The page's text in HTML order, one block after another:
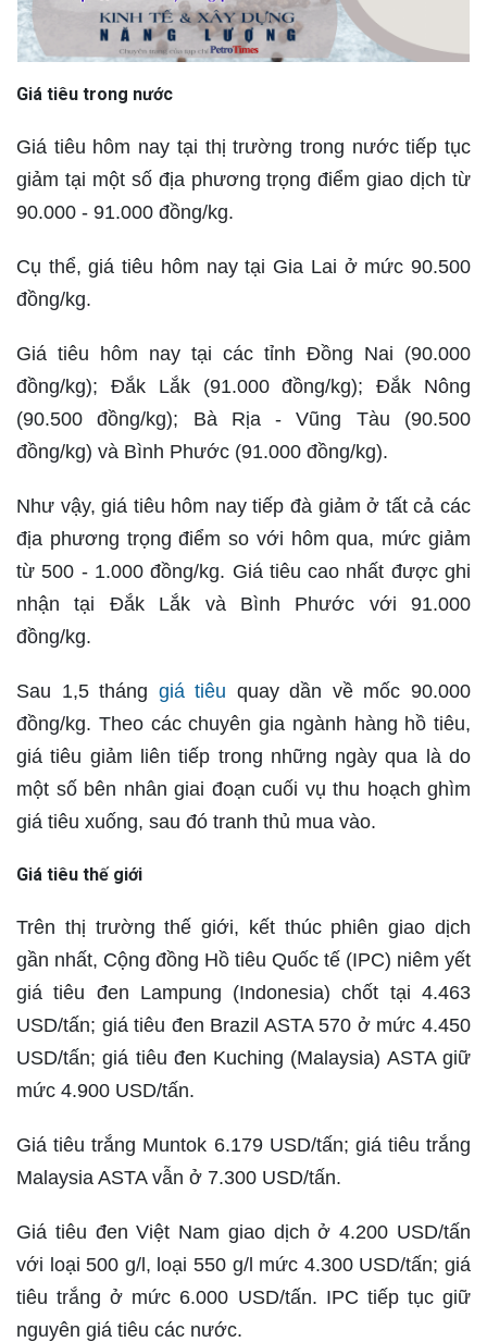
Giá tiêu trong nước
Giá tiêu hôm nay tại thị trường trong nước tiếp tục
giảm tại một số địa phương trọng điểm giao dịch từ
90.000 - 91.000 đồng/kg.
Cụ thể, giá tiêu hôm nay tại Gia Lai ở mức 90.500
đồng/kg.
Giá tiêu hôm nay tại các tỉnh Đồng Nai (90.000
đồng/kg); Đắk Lắk (91.000 đồng/kg); Đắk Nông
(90.500 đồng/kg); Bà Rịa - Vũng Tàu (90.500
đồng/kg) và Bình Phước (91.000 đồng/kg).
Như vậy, giá tiêu hôm nay tiếp đà giảm ở tất cả các
địa phương trọng điểm so với hôm qua, mức giảm
từ 500 - 1.000 đồng/kg. Giá tiêu cao nhất được ghi
nhận tại Đắk Lắk và Bình Phước với 91.000
đồng/kg.
Sau 1,5 tháng giá tiêu quay dần về mốc 90.000
đồng/kg. Theo các chuyên gia ngành hàng hồ tiêu,
giá tiêu giảm liên tiếp trong những ngày qua là do
một số bên nhân giai đoạn cuối vụ thu hoạch ghìm
giá tiêu xuống, sau đó tranh thủ mua vào.
Giá tiêu thế giới
Trên thị trường thế giới, kết thúc phiên giao dịch
gần nhất, Cộng đồng Hồ tiêu Quốc tế (IPC) niêm yết
giá tiêu đen Lampung (Indonesia) chốt tại 4.463
USD/tấn; giá tiêu đen Brazil ASTA 570 ở mức 4.450
USD/tấn; giá tiêu đen Kuching (Malaysia) ASTA giữ
mức 4.900 USD/tấn.
Giá tiêu trắng Muntok 6.179 USD/tấn; giá tiêu trắng
Malaysia ASTA vẫn ở 7.300 USD/tấn.
Giá tiêu đen Việt Nam giao dịch ở 4.200 USD/tấn
với loại 500 g/l, loại 550 g/l mức 4.300 USD/tấn; giá
tiêu trắng ở mức 6.000 USD/tấn. IPC tiếp tục giữ
nguyên giá tiêu các nước.